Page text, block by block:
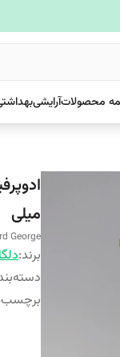
محصولاتآرایشی
میلی
George
برند: